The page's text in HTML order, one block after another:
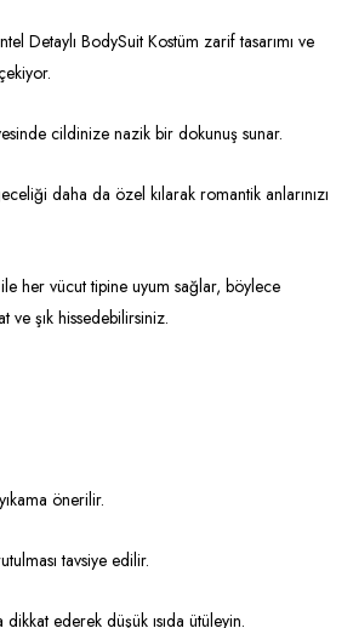
Detaylı BodySuit Kostüm zarif tasarımı ve
cildinize nazik bir dokunuş sunar.
daha da özel kılarak romantik anlarınızı
her vücut tipine uyum sağlar, böylece
şık hissedebilirsiniz.
önerilir.
tavsiye edilir.
dikkat ederek düşük ısıda ütüleyin.